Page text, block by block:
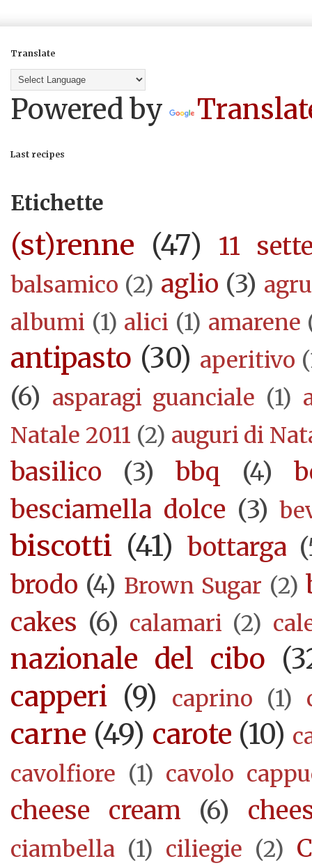
Translate
Powered by
Last recipes
Etichette
(st)renne (47) 11
balsamico (2) aglio (3)
albumi (1) alici (1) amarene
antipasto (30) aperitivo
(6) asparagi guanciale (1)
Natale 2011 (2) auguri di
basilico (3) bbq (4)
besciamella dolce (3)
biscotti (41) bottarga
brodo (4) Brown Sugar (2)
cakes (6) calamari (2)
nazionale del cibo
capperi (9) caprino (1)
carne (49) carote (10)
cavolfiore (1) cavolo
cheese cream (6)
ciambella (1) ciliegie (2)